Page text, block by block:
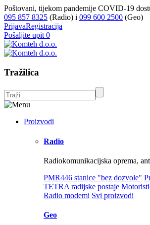
Poštovani, tijekom pandemije COVID-19
095 857 8325 (Radio) i 099 600 2500 (Geo)
PrijavaRegistracija
Pošaljite upit 0
Tražilica
Proizvodi
Radio
Radiokomunikacijska oprema,
PMR446 stanice "bez dozvole"
TETRA radijske postaje
Radio modemi Svi proizvodi
Geo